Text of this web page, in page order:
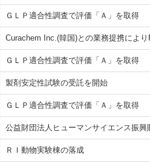
ＧＬＰ適合性調査で評価「Ａ」を取得
Curachem Inc.(韓国)との業務提携によ
ＧＬＰ適合性調査で評価「Ａ」を取得
製剤安定性試験の受託を開始
ＧＬＰ適合性調査で評価「Ａ」を取得
公益財団法人ヒューマンサイエンス振
ＲＩ動物実験棟の落成